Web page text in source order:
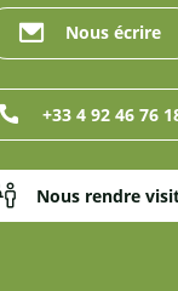
Nous écrire
+33 4 92 46 76
Nous rendre